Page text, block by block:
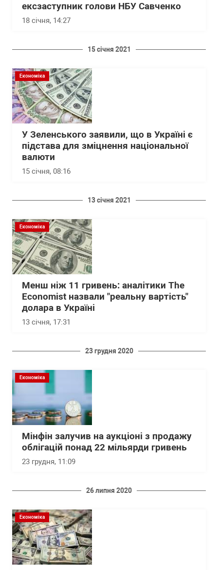
ексзаступник голови НБУ Савченко
18 січня, 14:27
15 січня 2021
Економіка
У Зеленського заявили, що в Україні є
підстава для зміцнення національної
валюти
15 січня, 08:16
13 січня 2021
Економіка
Менш ніж 11 гривень: аналітики The
Economist назвали "реальну вартість"
долара в Україні
13 січня, 17:31
23 грудня 2020
Економіка
Мінфін залучив на аукціоні з продажу
облігацій понад 22 мільярди гривень
23 грудня, 11:09
26 липня 2020
Економіка